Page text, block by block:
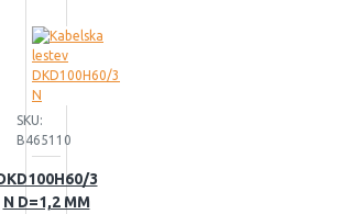
SKU:
B465110
3
N D=1,2 MM